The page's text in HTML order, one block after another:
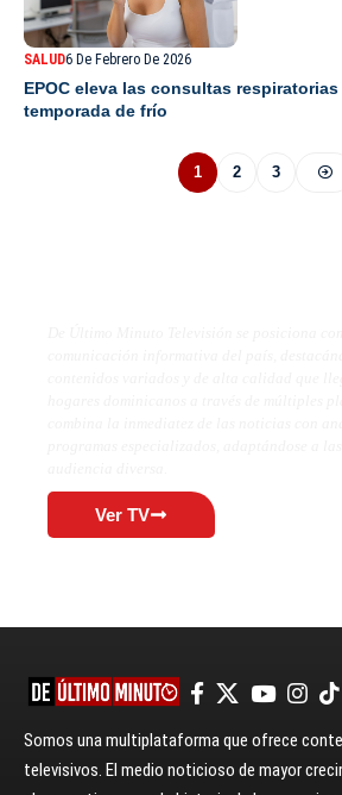
SALUD6 De Febrero De 2026
EPOC eleva las consultas
temporada de frío
1 2 3
Ver TV
Somos una multiplataforma que ofrece
televisivos. El medio noticioso de mayor